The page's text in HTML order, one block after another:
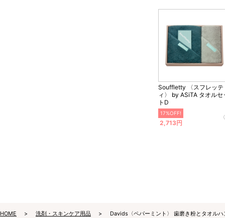
Souffletty 〈スフレッテ
ィ〉 by ASiTA タオルセ
トD
17%OFF!
2,713円
HOME 洗剤・スキンケア用品 Davids〈ペパーミント〉 歯磨き粉とタオルハ